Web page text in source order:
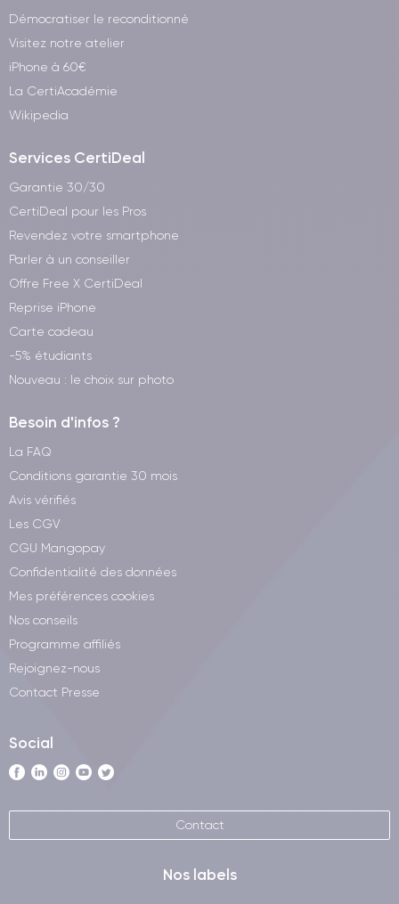
Démocratiser le reconditionné
Visitez notre atelier
iPhone à 60€
La CertiAcadémie
Wikipedia
Services CertiDeal
Garantie 30/30
CertiDeal pour les Pros
Revendez votre smartphone
Parler à un conseiller
Offre Free X CertiDeal
Reprise iPhone
Carte cadeau
-5% étudiants
Nouveau : le choix sur photo
Besoin d'infos ?
La FAQ
Conditions garantie 30 mois
Avis vérifiés
Les CGV
CGU Mangopay
Confidentialité des données
Mes préférences cookies
Nos conseils
Programme affiliés
Rejoignez-nous
Contact Presse
Social
Contact
Nos labels